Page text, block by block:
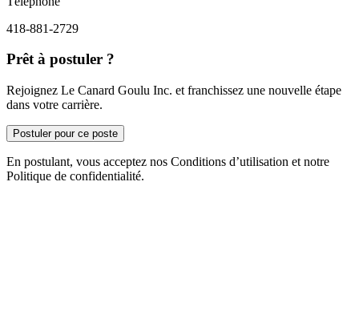
418-881-2729
Prêt à postuler ?
Rejoignez Le Canard Goulu Inc. et franchissez une nouvelle étape
dans votre carrière.
Postuler pour ce poste
En postulant, vous acceptez nos Conditions d’utilisation et notre
Politique de confidentialité.